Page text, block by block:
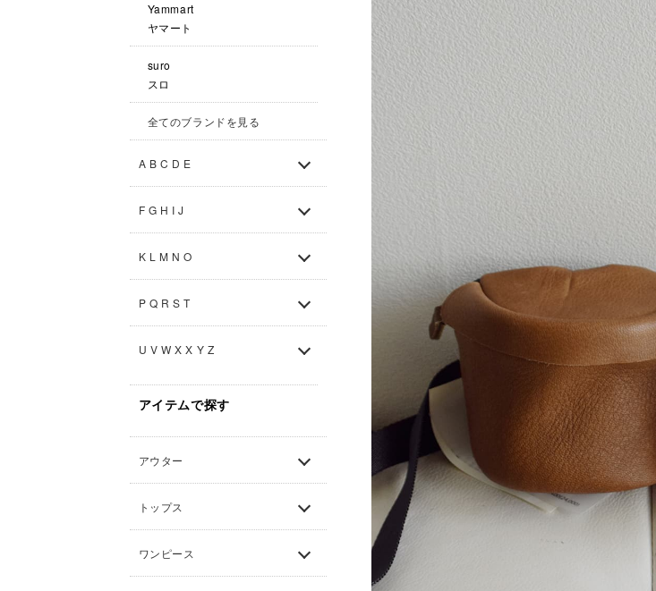
Yammart
ヤマート
suro
スロ
全てのブランドを見る
A B C D E
F G H I J
K L M N O
P Q R S T
U V W X X Y Z
アイテムで探す
アウター
トップス
ワンピース